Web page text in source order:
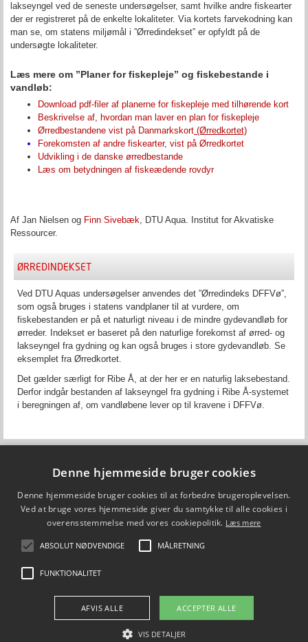
lakseyngel ved de seneste undersøgelser, samt hvilke andre fiskearter
der er registreret på de enkelte lokaliteter. Via kortets farvekodning kan
man se, om statens miljømål i ”Ørredindekset” er opfyldt på de
undersøgte lokaliteter.
Læs mere om ”Planer for fiskepleje” og fiskebestande i
vandløb:
Download pdf-filer af planerne for fiskepleje med tilhørende kort
Beskrivelse af, hvordan man laver en plan for fiskepleje
Ørredbestandene vist på Danmarkskort (Ørredkortet)
Forekomsten af andre fiskearter, vist på Ørredkortet
Udvikling i de danske ørredbestande
Læs om betydningen af fiskeædende rovdyr
Af Jan Nielsen og Finn Sivebæk, DTU Aqua. Institut for Akvatiske
Ressourcer.
ØRREDINDEKSET
Ved DTU Aquas undersøgelser anvendes det ”Ørredindeks DFFVø”,
som også bruges i statens vandplaner til at vurdere, om
fiskebestanden er på et naturligt niveau i de mindre gydevandløb for
ørreder. Indekset er baseret på den naturlige forekomst af ørred- og
lakseyngel fra gydning og kan også bruges i store gydevandløb. Se
eksemplet fra Ørredkortet.
Det gælder særligt for Ribe Å, at der her er en naturlig laksebestand.
Derfor indgår bestanden af lakseyngel fra gydning i Ribe Å-systemet
i beregningen af, om vandløbene lever op til kravene i DFFVø.
DTU Aqua - Institut for Akvatiske Ressourcer
Vejlsøvej 39
8600 Silkeborg
ffi@aqua.dtu.dk
FØLG OS PÅ
Denne hjemmeside bruger cookies
Denne hjemmeside bruger cookies til at forbedre brugeroplevelsen.
Ved at bruge vores hjemmeside giver du samtykke til alle cookies i
overensstemmelse med vores cookiepolitik. Læs mere
ABSOLUT NØDVENDIGE MÅLRETNING
FUNKTIONALITET
ACCEPTER ALLE
AFVIS ALLE
VIS DETALJER